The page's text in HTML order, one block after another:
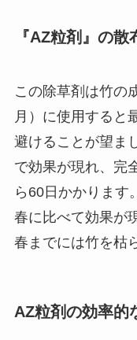
『AZ粒剤』の散
この除草剤は竹の
月）に使用すると
避けることが望ま
で効果が現れ、完
ら60日かかります
春に比べて効果が
春までには竹を枯
AZ粒剤の効率的